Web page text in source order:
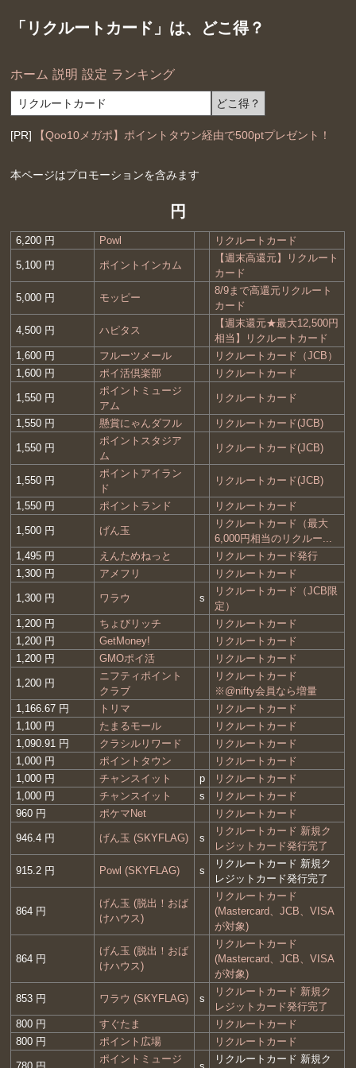
「リクルートカード」は、どこ得？
ホーム 説明 設定 ランキング
[PR] 【Qoo10メガポ】ポイントタウン経由で500ptプレゼント！
本ページはプロモーションを含みます
円
6,200 円 Powl リクルートカード
5,100 円 ポイントインカム
【週末高還元】リクルート
カード
5,000 円 モッピー
8/9まで高還元リクルート
カード
4,500 円 ハピタス
【週末還元★最大12,500円
相当】リクルートカード
1,600 円
フルーツメール
リクルートカード（JCB）
1,600 円
ポイ活倶楽部 リクルートカード
1,550 円
ポイントミュージ
アム
リクルートカード
1,550 円 懸賞にゃんダフル リクルートカード(JCB)
1,550 円
ポイントスタジア
ム
リクルートカード(JCB)
1,550 円
ポイントアイラン
ド
リクルートカード(JCB)
1,550 円 ポイントランド リクルートカード
1,500 円 げん玉
リクルートカード（最大
6,000円相当のリクルー...
1,495 円
えんためねっと
リクルートカード発行
1,300 円
アメフリ リクルートカード
1,300 円 ワラウ s
リクルートカード（JCB限
定）
1,200 円
ちょびリッチ
リクルートカード
1,200 円
GetMoney!
リクルートカード
1,200 円
GMOポイ活 リクルートカード
1,200 円
ニフティポイント
クラブ
リクルートカード
※@nifty会員なら増量
1,166.67 円
トリマ
リクルートカード
1,100 円
たまるモール
リクルートカード
1,090.91 円
クラシルリワード
リクルートカード
1,000 円
ポイントタウン
リクルートカード
1,000 円
チャンスイット p
リクルートカード
1,000 円
チャンスイット s
リクルートカード
960 円
ポケマNet リクルートカード
946.4 円 げん玉 (SKYFLAG) s
リクルートカード 新規ク
レジットカード発行完了
915.2 円 Powl (SKYFLAG) s
リクルートカード 新規ク
レジットカード発行完了
864 円
げん玉 (脱出！おば
けハウス)
リクルートカード
(Mastercard、JCB、VISA
が対象)
864 円
げん玉 (脱出！おば
けハウス)
リクルートカード
(Mastercard、JCB、VISA
が対象)
853 円 ワラウ (SKYFLAG) s
リクルートカード 新規ク
レジットカード発行完了
800 円
すぐたま
リクルートカード
800 円
ポイント広場 リクルートカード
ポイントミュージ リクルートカード 新規ク